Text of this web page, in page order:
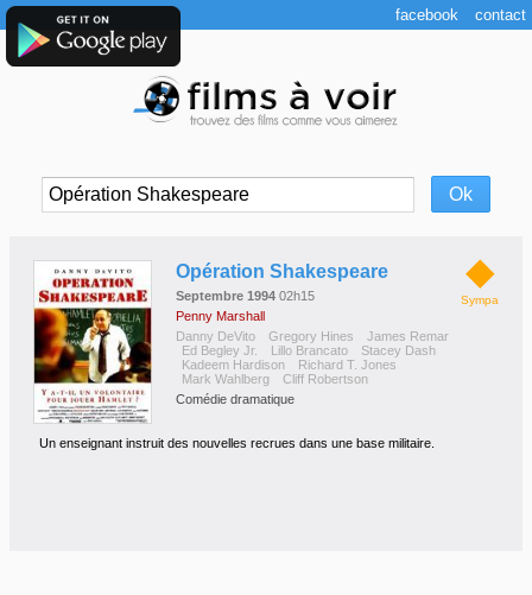
◆
Sympa
Opération Shakespeare
Septembre 1994 02h15
Penny Marshall
Danny DeVito
Gregory Hines
James Remar
Ed Begley Jr.
Lillo Brancato
Stacey Dash
Kadeem Hardison
Richard T. Jones
Mark Wahlberg
Cliff Robertson
Comédie dramatique
Un enseignant instruit des nouvelles recrues dans une base militaire.
facebook contact